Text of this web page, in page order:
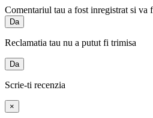
Comentariul tau a fost inregistrat si va
Da
Reclamatia tau nu a putut fi trimisa
Da
Scrie-ti recenzia
×